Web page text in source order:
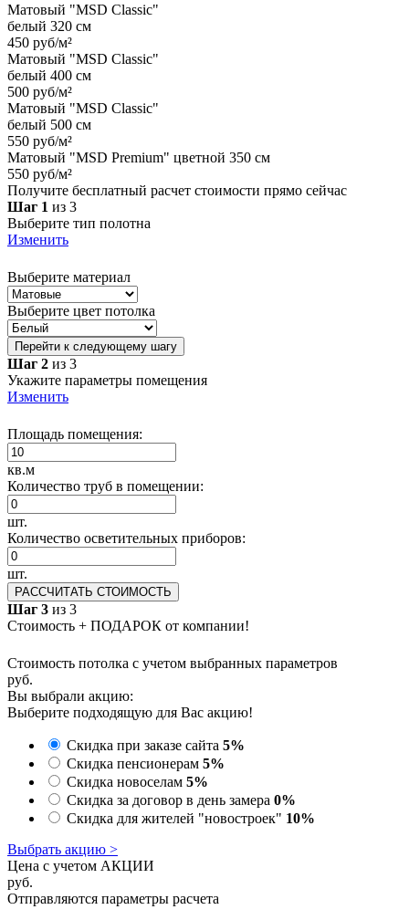
Матовый "MSD Classic"
белый 320 см
450 руб/м²
Матовый "MSD Classic"
белый 400 см
500 руб/м²
Матовый "MSD Classic"
белый 500 см
550 руб/м²
Матовый "MSD Premium" цветной 350 см
550 руб/м²
Получите бесплатный расчет стоимости прямо сейчас
Шаг 1 из 3
Выберите тип полотна
Изменить
Выберите материал
Выберите цвет потолка
Перейти к следующему шагу
Шаг 2 из 3
Укажите параметры помещения
Изменить
Площадь помещения:
кв.м
Количество труб в помещении:
шт.
Количество осветительных приборов:
шт.
РАССЧИТАТЬ СТОИМОСТЬ
Шаг 3 из 3
Стоимость + ПОДАРОК от компании!
Стоимость потолка с учетом выбранных параметров
руб.
Вы выбрали акцию:
Выберите подходящую для Вас акцию!
Скидка при заказе сайта 5%
Скидка пенсионерам 5%
Скидка новоселам 5%
Скидка за договор в день замера 0%
Скидка для жителей "новостроек" 10%
Выбрать акцию >
Цена с учетом АКЦИИ
руб.
Отправляются параметры расчета